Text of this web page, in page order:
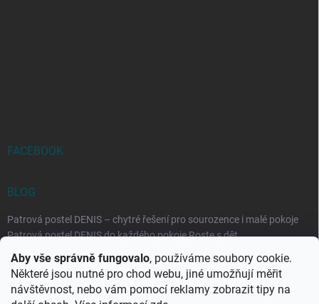
Aby vše správně fungovalo, používáme soubory cookie.
Některé jsou nutné pro chod webu, jiné umožňují měřit
návštěvnost, nebo vám pomocí reklamy zobrazit tipy na
FACEBOOK
BLOG
Patrová postel DENIS – chytré řešení pro sourozence i malé pokoje
Patrová postel DENIS do každého pokoje Roste s dět...
Rozkládací postele RELAX – ideální řešení pro malé prostory i
každodenní spaní
Rozkládací postel, která se přizpůsobí vašemu živo...